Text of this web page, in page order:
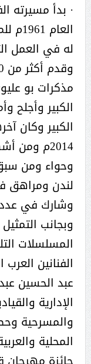
· بدأ مسيرته
له في العمل
مذكرات بو
الكبير وأجلح
الكبير وكان
2014م ومن
لندن ومراهق
وشارك في عدد
وبجانب
المسلسلات
الفنانين
عبد الحسين
الإدارية
والمسرحية
المحلية